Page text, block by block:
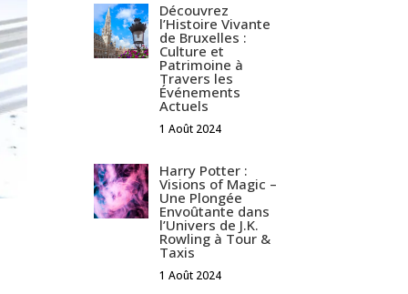
Découvrez
l’Histoire Vivante
de Bruxelles :
Culture et
Patrimoine à
Travers les
Événements
Actuels
1 Août 2024
Harry Potter :
Visions of Magic –
Une Plongée
Envoûtante dans
l’Univers de J.K.
Rowling à Tour &
Taxis
1 Août 2024